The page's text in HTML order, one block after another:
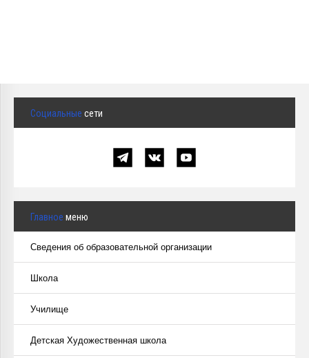
Социальные сети
Главное меню
Сведения об образовательной организации
Школа
Училище
Детская Художественная школа